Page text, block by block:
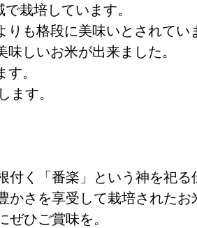
栽培しています。
も格段に美味いとされてい
しいお米が出来ました。
。
す。
く「番楽」という神を祀
さを享受して栽培された
ひご賞味を。